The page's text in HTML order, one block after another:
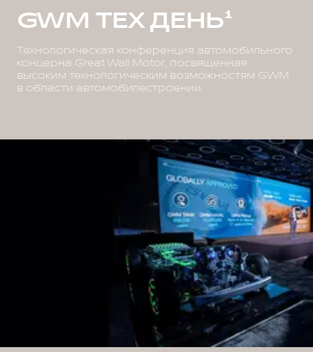
GWM ТЕХ ДЕНЬ¹
Технологическая конференция автомобильного
концерна Great Wall Motor, посвященная
высоким технологическим возможностям GWM
в области автомобилестроении.